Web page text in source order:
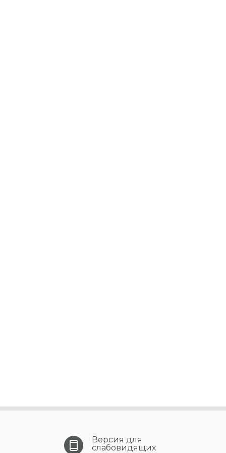
Версия для
слабовидящих